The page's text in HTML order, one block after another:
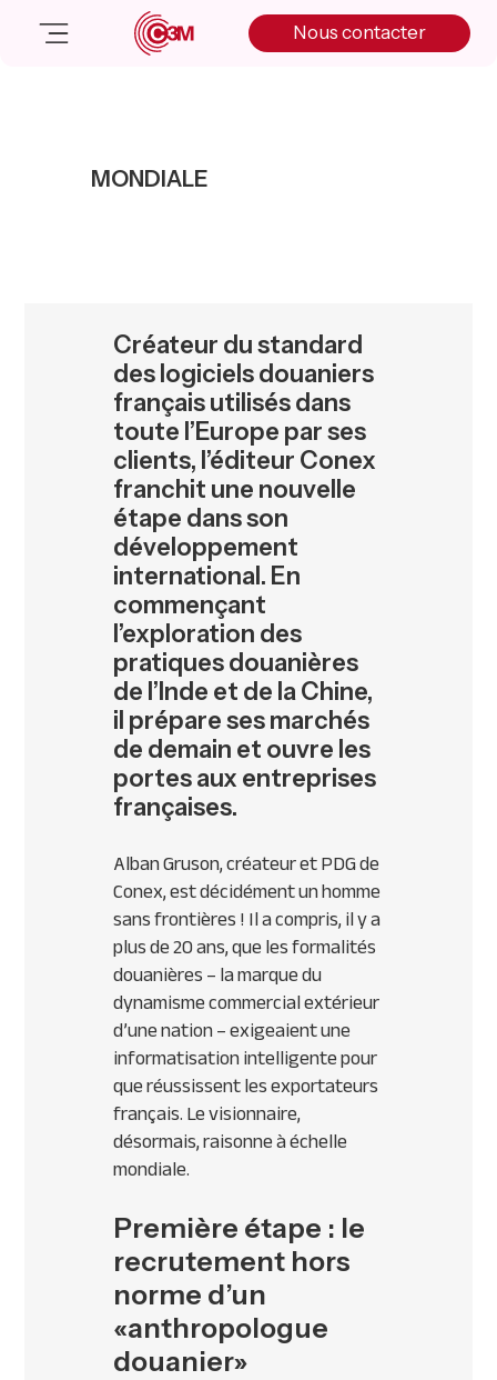
Nous contacter
Salle de presse
Nous contacter
MONDIALE
Créateur du standard
des logiciels douaniers
français utilisés dans
toute l’Europe par ses
clients, l’éditeur Conex
franchit une nouvelle
étape dans son
développement
international. En
commençant
l’exploration des
pratiques douanières
de l’Inde et de la Chine,
il prépare ses marchés
de demain et ouvre les
portes aux entreprises
françaises.
Alban Gruson, créateur etPDGde
Conex, est décidément un homme
sans frontières ! Il a compris, il y a
plus de 20 ans, que les formalités
douanières – la marque du
dynamisme commercial extérieur
d’une nation – exigeaient une
informatisation intelligente pour
que réussissent les exportateurs
français. Le visionnaire,
désormais, raisonne à échelle
mondiale.
Première étape : le
recrutement hors
norme d’un
«anthropologue
douanier»